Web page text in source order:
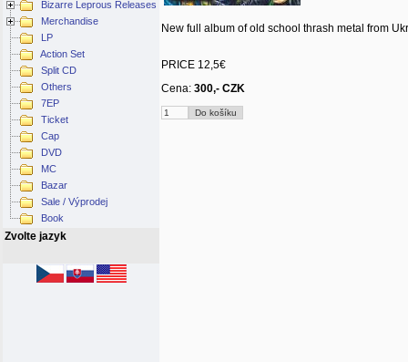
Bizarre Leprous Releases
Merchandise
LP
Action Set
Split CD
Others
7EP
Ticket
Cap
DVD
MC
Bazar
Sale / Výprodej
Book
Zvolte jazyk
New full album of old school thrash metal from
PRICE 12,5€
Cena: 300,- CZK